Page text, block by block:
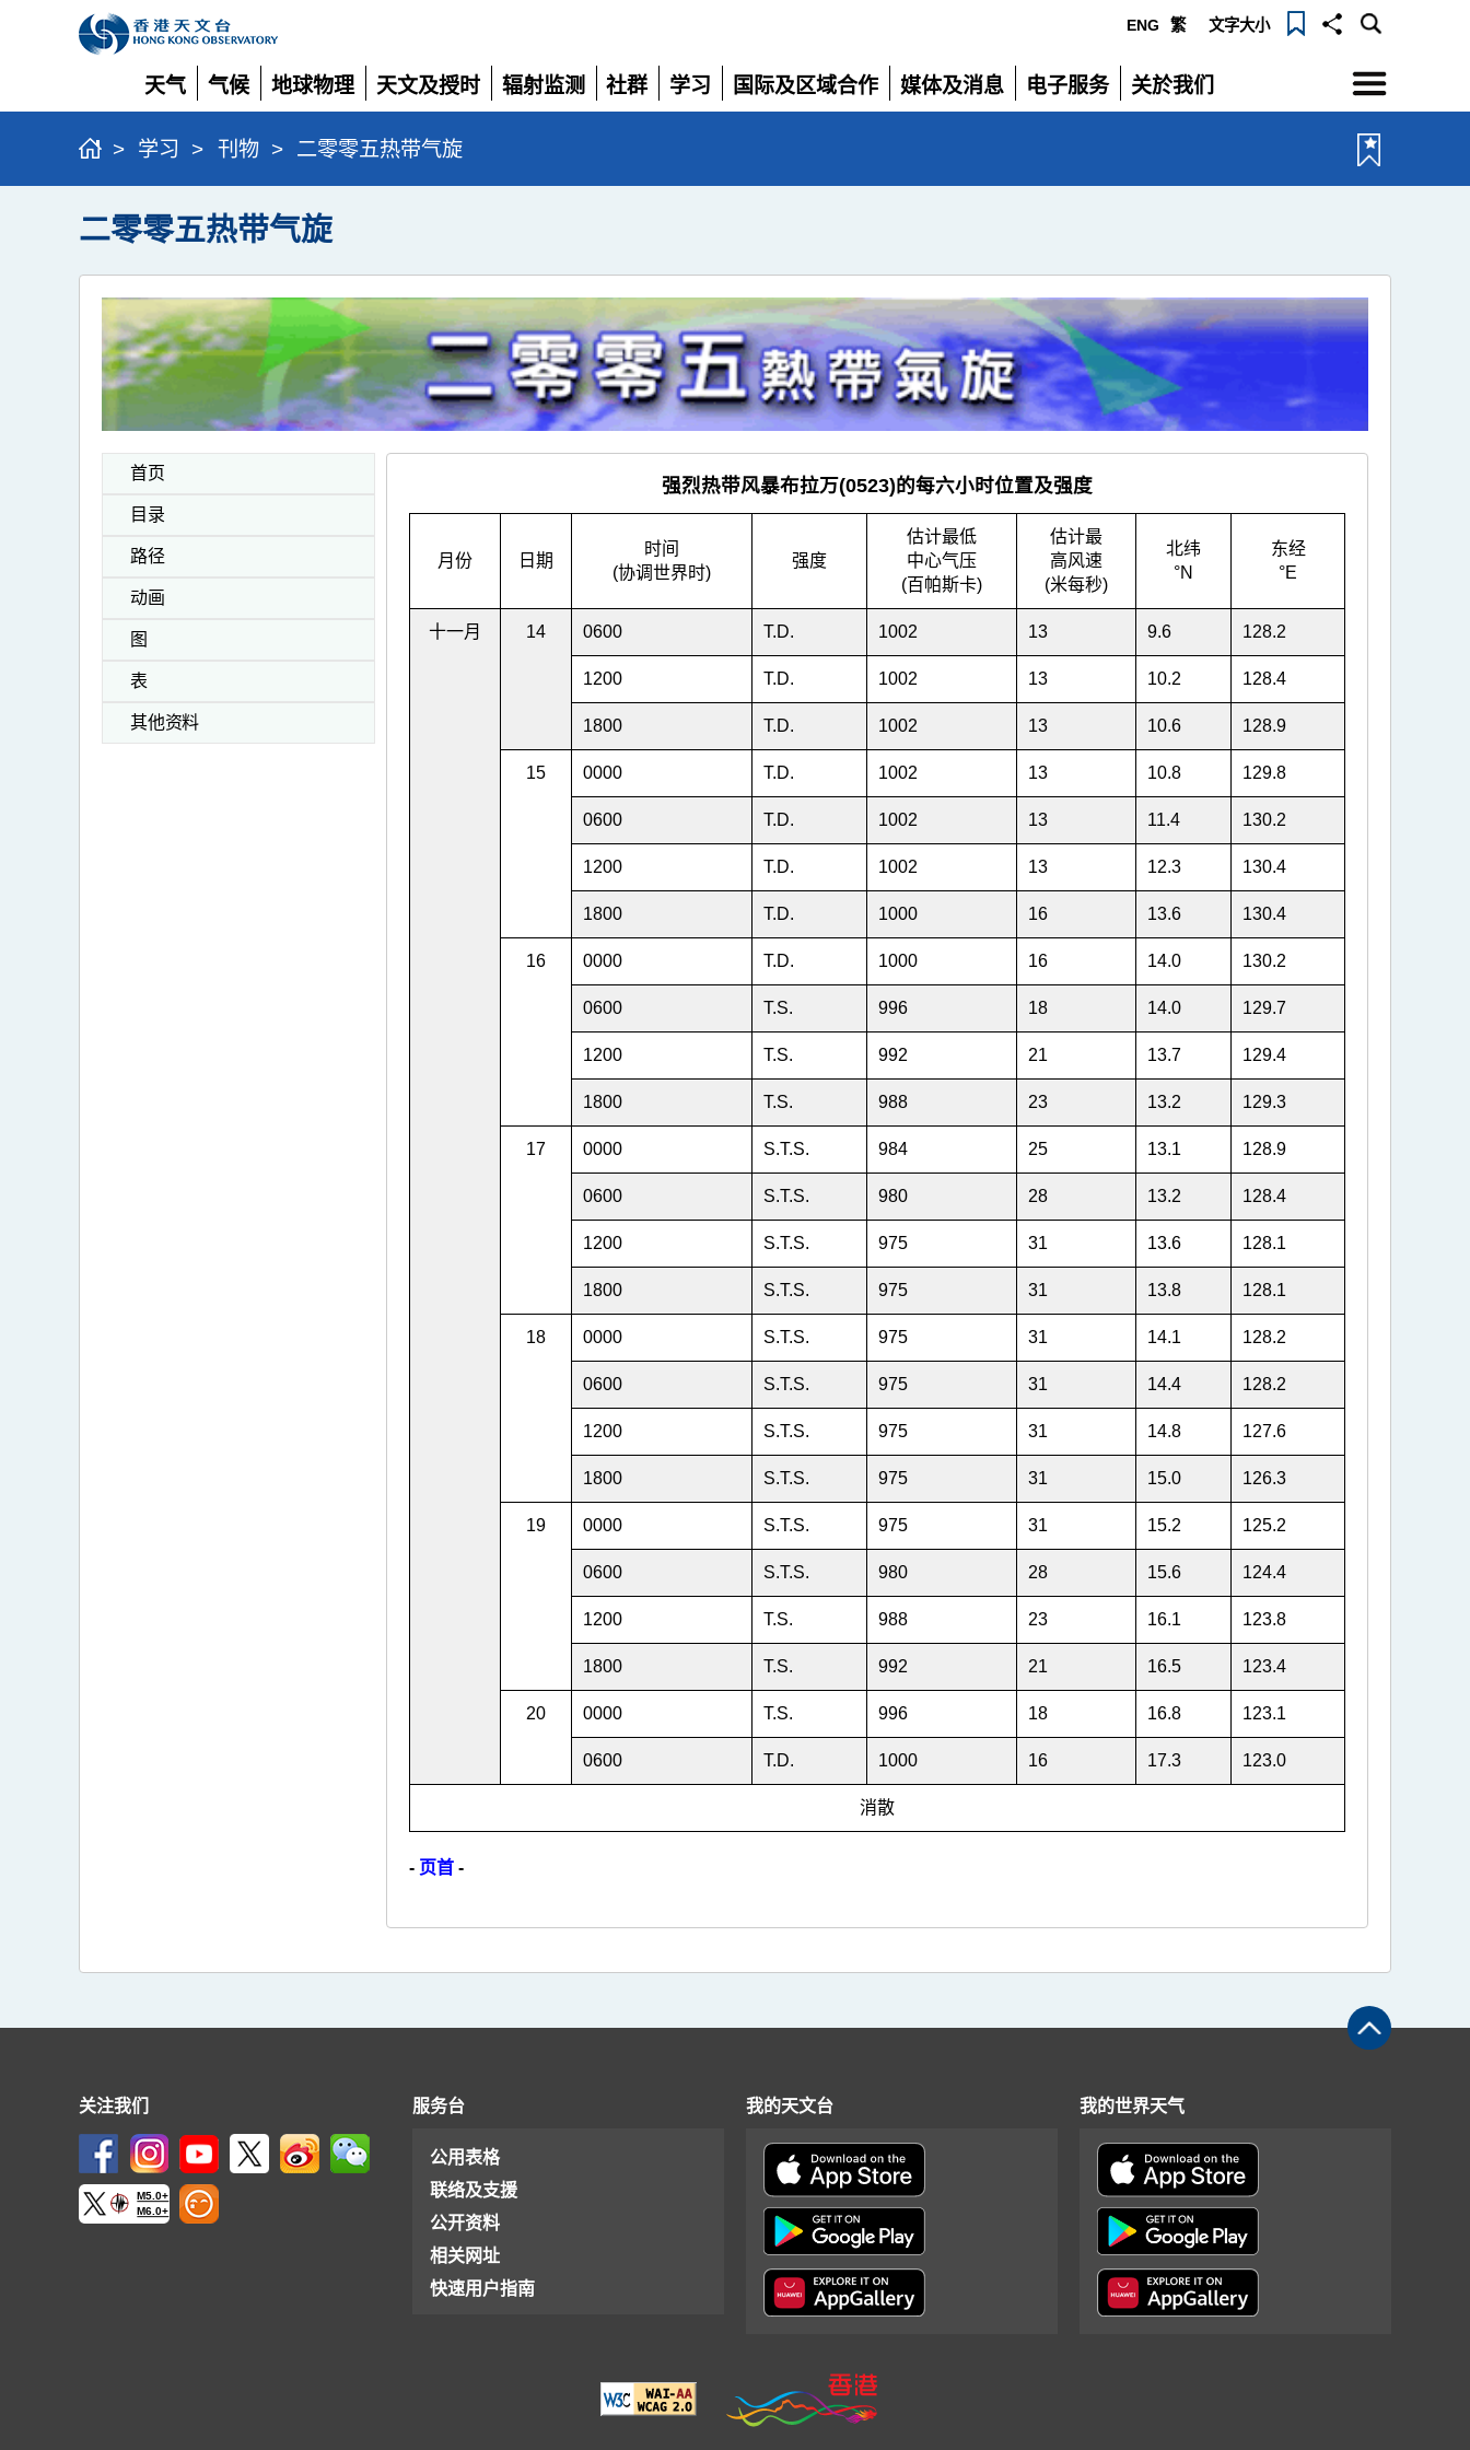
ENG 繁 文字大小
天气
展
开
气候
展
开
地球物理
展
开
天文及授时
展
开
辐射监测
展
社群
展
学习
展
国际及区域合作
展
媒体及消息
展
电子服务
展
关於我们
展
选
单
> 学习 > 刊物 > 二零零五热带气旋
二零零五热带气旋
首页
目录
路径
动画
图
表
其他资料
强烈热带风暴布拉万(0523)的每六小时位置及强度
月份 日期
时间
(协调世界时)
强度
估计最低
中心气压
(百帕斯卡)
估计最
高风速
(米每秒)
北纬
°N
东经
°E
十一月 14 0600 T.D. 1002 13 9.6 128.2
1200 T.D. 1002 13 10.2 128.4
1800 T.D. 1002 13 10.6 128.9
15 0000 T.D. 1002 13 10.8 129.8
0600 T.D. 1002 13 11.4 130.2
1200 T.D. 1002 13 12.3 130.4
1800 T.D. 1000 16 13.6 130.4
16 0000 T.D. 1000 16 14.0 130.2
0600 T.S. 996 18 14.0 129.7
1200 T.S. 992 21 13.7 129.4
1800 T.S. 988 23 13.2 129.3
17 0000 S.T.S. 984 25 13.1 128.9
0600 S.T.S. 980 28 13.2 128.4
1200 S.T.S. 975 31 13.6 128.1
1800 S.T.S. 975 31 13.8 128.1
18 0000 S.T.S. 975 31 14.1 128.2
0600 S.T.S. 975 31 14.4 128.2
1200 S.T.S. 975 31 14.8 127.6
1800 S.T.S. 975 31 15.0 126.3
19 0000 S.T.S. 975 31 15.2 125.2
0600 S.T.S. 980 28 15.6 124.4
1200 T.S. 988 23 16.1 123.8
1800 T.S. 992 21 16.5 123.4
20 0000 T.S. 996 18 16.8 123.1
0600 T.D. 1000 16 17.3 123.0
消散
- 页首 -
关注我们
M5.0+
M6.0+
服务台
公用表格
联络及支援
公开资料
相关网址
快速用户指南
我的天文台 我的世界天气